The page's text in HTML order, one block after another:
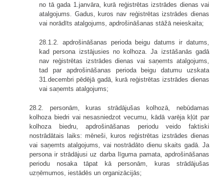
no tā gada 1.janvāra, kurā reģistrētas izstrādes dienas vai
atalgojums. Gadus, kuros nav reģistrētas izstrādes dienas
vai norādīts atalgojums, apdrošināšanas stāžā neieskaita;
28.1.2. apdrošināšanas perioda beigu datums ir datums,
kad persona izstājusies no kolhoza. Ja izstāšanās gadā
nav reģistrētas izstrādes dienas vai saņemts atalgojums,
tad par apdrošināšanas perioda beigu datumu uzskata
31.decembri pēdējā gadā, kurā reģistrētas izstrādes dienas
vai saņemts atalgojums;
28.2. personām, kuras strādājušas kolhozā, nebūdamas
kolhoza biedri vai nesasniedzot vecumu, kādā varēja kļūt par
kolhoza biedru, apdrošināšanas periodu veido faktiski
nostrādātais laiks: mēneši, kuros reģistrētas izstrādes dienas
vai saņemts atalgojums, vai nostrādāto dienu skaits gadā. Ja
persona ir strādājusi uz darba līguma pamata, apdrošināšanas
periodu nosaka tāpat kā personām, kuras strādājušas
uzņēmumos, iestādēs un organizācijās;